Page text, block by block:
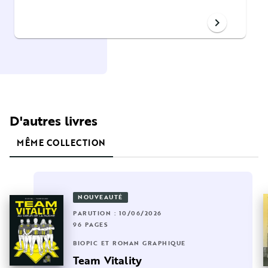
chevron_right
D'autres livres
MÊME COLLECTION
NOUVEAUTÉ
PARUTION : 10/06/2026
96 PAGES
BIOPIC ET ROMAN GRAPHIQUE
Team Vitality